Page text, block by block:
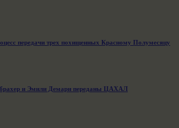
передачи трех похищенных Красному Полумесяцу
и Эмили Демари переданы ЦАХАЛ